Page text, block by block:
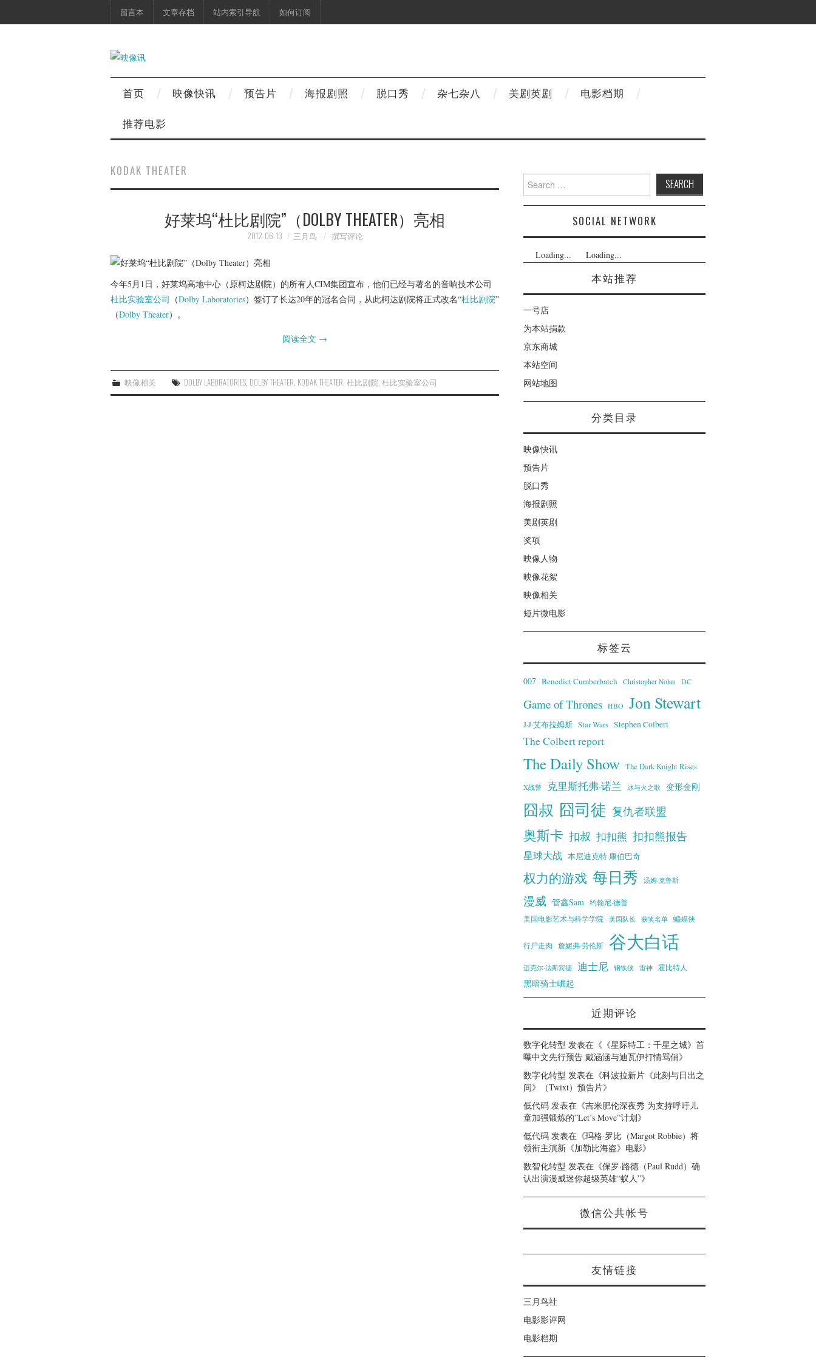
留言本 文章存档 站内索引导航 如何订阅
首页 映像快讯 预告片 海报剧照 脱口秀 杂七杂八 美剧英剧
电影档期
推荐电影
KODAK THEATER
好莱坞“杜比剧院”（DOLBY THEATER）亮相
2012-06-13 三月鸟 撰写评论
今年5月1日，好莱坞高地中心（原柯达剧院）的所有人CIM集团宣布，他们已经与著名的音响技术公司
杜比实验室公司 （Dolby Laboratories）签订了长达20年的冠名合同，从此柯达剧院将正式改名“杜比剧院”
（Dolby Theater）。
阅读全文 →
映像相关 DOLBY LABORATORIES, DOLBY THEATER, KODAK THEATER,杜比剧院,杜比实验室公司
Search
for:
SOCIAL NETWORK
Loading... Loading...
本站推荐
一号店
为本站捐款
京东商城
本站空间
网站地图
分类目录
映像快讯
预告片
脱口秀
海报剧照
美剧英剧
奖项
映像人物
映像花絮
映像相关
短片微电影
标签云
007 Benedict Cumberbatch Christopher Nolan DC
Game of Thrones HBO Jon Stewart
J·J·艾布拉姆斯 Star Wars Stephen Colbert
The Colbert report
The Daily Show The Dark Knight Rises
X战警 克里斯托弗·诺兰 冰与火之歌 变形金刚
囧叔 囧司徒 复仇者联盟
奥斯卡 扣叔 扣扣熊 扣扣熊报告
星球大战 本尼迪克特·康伯巴奇
权力的游戏 每日秀 汤姆·克鲁斯
漫威 管鑫Sam 约翰尼·德普
美国电影艺术与科学学院 美国队长 获奖名单 蝙蝠侠
行尸走肉 詹妮弗·劳伦斯 谷大白话
迈克尔·法斯宾德 迪士尼 钢铁侠 雷神 霍比特人
黑暗骑士崛起
近期评论
数字化转型 发表在《 《星际特工：千星之城》首
曝中文先行预告 戴涵涵与迪瓦伊打情骂俏》
数字化转型 发表在《科波拉新片《此刻与日出之
间》（Twixt）预告片》
低代码 发表在《吉米肥伦深夜秀 为支持呼吁儿
童加强锻炼的”Let’s Move”计划》
低代码 发表在《玛格·罗比（Margot Robbie）将
领衔主演新《加勒比海盗》电影》
数智化转型 发表在《保罗·路德（Paul Rudd）确
认出演漫威迷你超级英雄“蚁人”》
微信公共帐号
友情链接
三月鸟社
电影影评网
电影档期